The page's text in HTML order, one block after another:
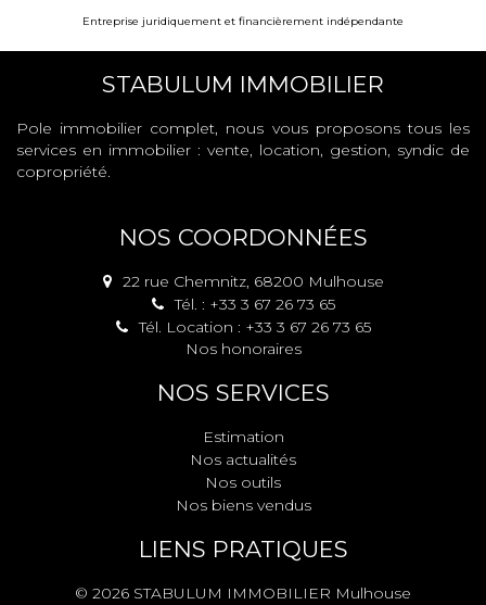
Entreprise juridiquement et financièrement indépendante
STABULUM IMMOBILIER
Pole immobilier complet, nous vous proposons tous les
services en immobilier : vente, location, gestion, syndic de
copropriété.
NOS COORDONNÉES
22 rue Chemnitz, 68200 Mulhouse
Tél. : +33 3 67 26 73 65
Tél. Location : +33 3 67 26 73 65
Nos honoraires
NOS SERVICES
Estimation
Nos actualités
Nos outils
Nos biens vendus
LIENS PRATIQUES
© 2026 STABULUM IMMOBILIER Mulhouse